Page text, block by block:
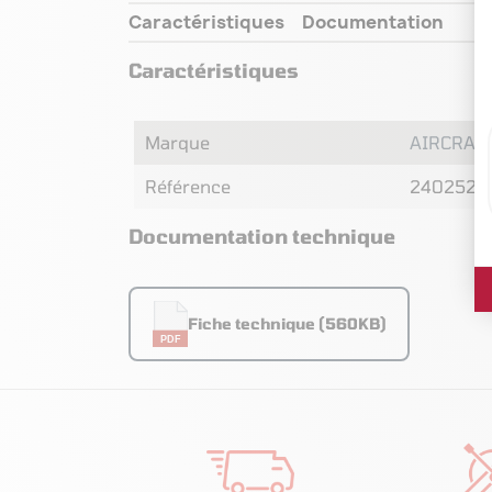
Caractéristiques
Documentation
Caractéristiques
Marque
Référence 2402520
Documentation technique
PDF
Fiche technique (560KB)